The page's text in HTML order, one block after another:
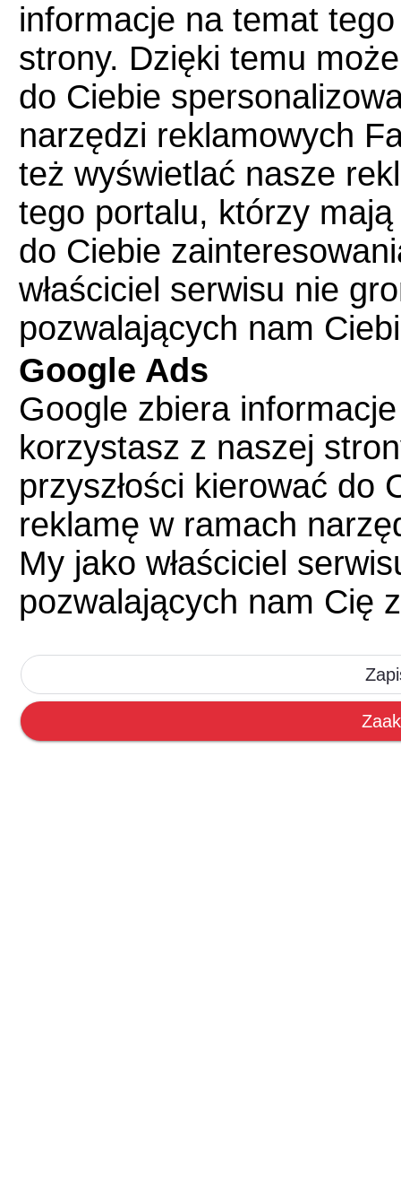
informacje na temat
strony. Dzięki temu
do Ciebie
narzędzi reklamowych
też wyświetlać nasze
tego portalu, którzy
do Ciebie
właściciel serwisu nie
pozwalających nam
Google Ads
Google zbiera
korzystasz z naszej
przyszłości kierować do
reklamę w ramach
My jako właściciel
pozwalających nam Cię